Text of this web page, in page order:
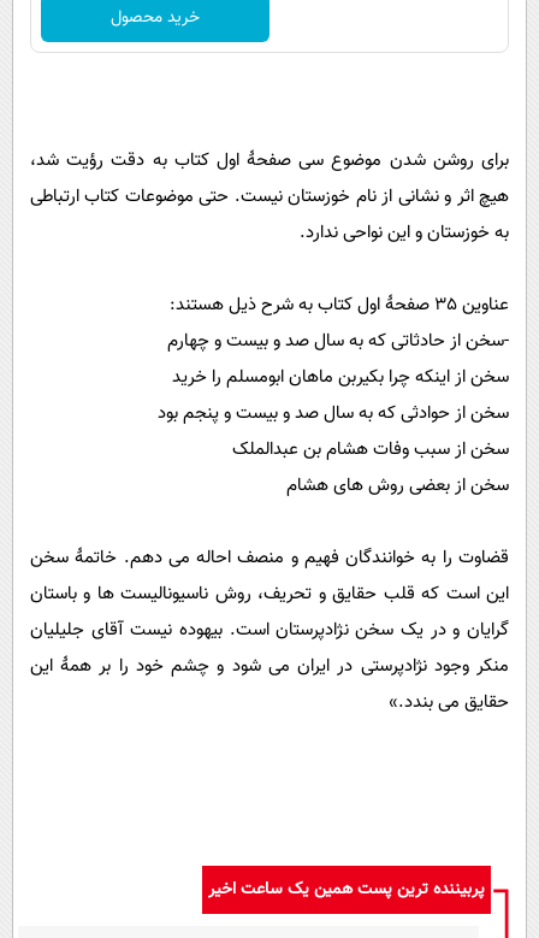
خرید محصول
برای روشن شدن موضوع سی صفحۀ اول کتاب به دقت رؤیت شد،
هیچ اثر و نشانی از نام خوزستان نیست. حتی موضوعات کتاب ارتباطی
به خوزستان و این نواحی ندارد.
عناوین 35 صفحۀ اول کتاب به شرح ذیل هستند:
-سخن از حادثاتی که به سال صد و بیست و چهارم
سخن از اینکه چرا بکیربن ماهان ابومسلم را خرید
سخن از حوادثی که به سال صد و بیست و پنجم بود
سخن از سبب وفات هشام بن عبدالملک
سخن از بعضی روش های هشام
قضاوت را به خوانندگان فهیم و منصف احاله می دهم. خاتمۀ سخن
این است که قلب حقایق و تحریف، روش ناسیونالیست ها و باستان
گرایان و در یک سخن نژادپرستان است. بیهوده نیست آقای جلیلیان
منکر وجود نژادپرستی در ایران می شود و چشم خود را بر همۀ این
حقایق می بندد.»
پربیننده ترین پست همین یک ساعت اخیر